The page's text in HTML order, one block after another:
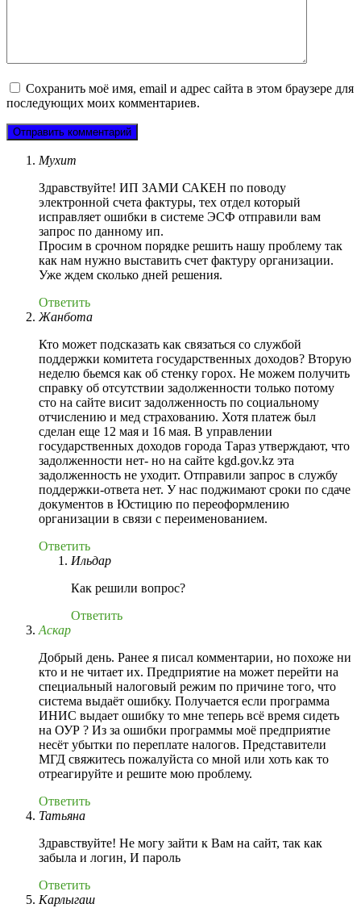
Сохранить моё имя, email и адрес сайта в этом браузере для
последующих моих комментариев.
Мухит
Здравствуйте! ИП ЗАМИ САКЕН по поводу
электронной счета фактуры, тех отдел который
исправляет ошибки в системе ЭСФ отправили вам
запрос по данному ип.
Просим в срочном порядке решить нашу проблему так
как нам нужно выставить счет фактуру организации.
Уже ждем сколько дней решения.
Ответить
Жанбота
Кто может подсказать как связаться со службой
поддержки комитета государственных доходов? Вторую
неделю бьемся как об стенку горох. Не можем получить
справку об отсутствии задолженности только потому
сто на сайте висит задолженность по социальному
отчислению и мед страхованию. Хотя платеж был
сделан еще 12 мая и 16 мая. В управлении
государственных доходов города Тараз утверждают, что
задолженности нет- но на сайте kgd.gov.kz эта
задолженность не уходит. Отправили запрос в службу
поддержки-ответа нет. У нас поджимают сроки по сдаче
документов в Юстицию по переоформлению
организации в связи с переименованием.
Ответить
Ильдар
Как решили вопрос?
Ответить
Аскар
Добрый день. Ранее я писал комментарии, но похоже ни
кто и не читает их. Предприятие на может перейти на
специальный налоговый режим по причине того, что
система выдаёт ошибку. Получается если программа
ИНИС выдает ошибку то мне теперь всё время сидеть
на ОУР ? Из за ошибки программы моё предприятие
несёт убытки по переплате налогов. Представители
МГД свяжитесь пожалуйста со мной или хоть как то
отреагируйте и решите мою проблему.
Ответить
Татьяна
Здравствуйте! Не могу зайти к Вам на сайт, так как
забыла и логин, И пароль
Ответить
Карлыгаш